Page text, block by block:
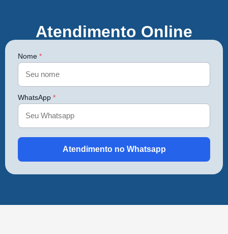
Atendimento Online
Nome *
WhatsApp *
Atendimento no Whatsapp